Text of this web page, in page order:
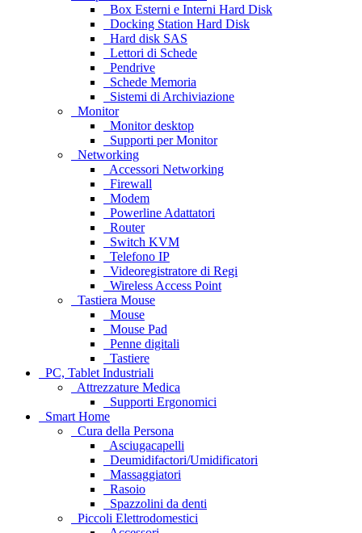
Box Esterni e Interni Hard Disk
Docking Station Hard Disk
Hard disk SAS
Lettori di Schede
Pendrive
Schede Memoria
Sistemi di Archiviazione
Monitor
Monitor desktop
Supporti per Monitor
Networking
Accessori Networking
Firewall
Modem
Powerline Adattatori
Router
Switch KVM
Telefono IP
Videoregistratore di Regi
Wireless Access Point
Tastiera Mouse
Mouse
Mouse Pad
Penne digitali
Tastiere
PC, Tablet Industriali
Attrezzature Medica
Supporti Ergonomici
Smart Home
Cura della Persona
Asciugacapelli
Deumidifactori/Umidificatori
Massaggiatori
Rasoio
Spazzolini da denti
Piccoli Elettrodomestici